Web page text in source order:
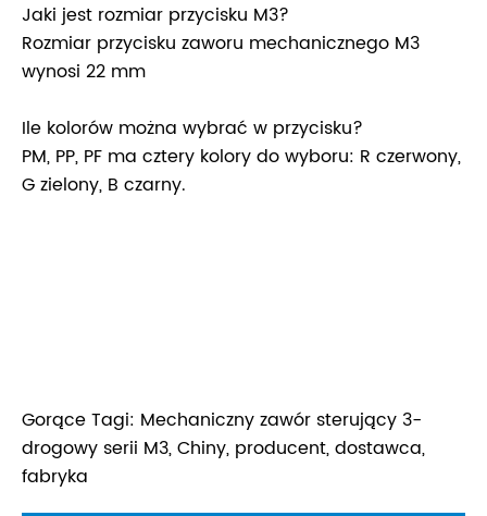
Jaki jest rozmiar przycisku M3?
Rozmiar przycisku zaworu mechanicznego M3
wynosi 22 mm
Ile kolorów można wybrać w przycisku?
PM, PP, PF ma cztery kolory do wyboru: R czerwony,
G zielony, B czarny.
Gorące Tagi: Mechaniczny zawór sterujący 3-
drogowy serii M3, Chiny, producent, dostawca,
fabryka